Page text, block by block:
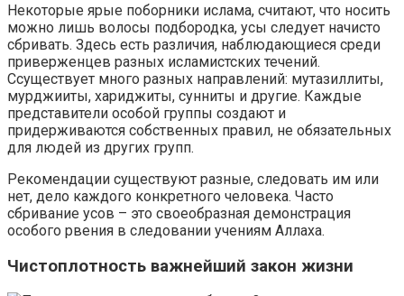
Некоторые ярые поборники ислама, считают, что носить
можно лишь волосы подбородка, усы следует начисто
сбривать. Здесь есть различия, наблюдающиеся среди
приверженцев разных исламистских течений.
Ссуществует много разных направлений: мутазиллиты,
мурджииты, хариджиты, сунниты и другие. Каждые
представители особой группы создают и
придерживаются собственных правил, не обязательных
для людей из других групп.
Рекомендации существуют разные, следовать им или
нет, дело каждого конкретного человека. Часто
сбривание усов – это своеобразная демонстрация
особого рвения в следовании учениям Аллаха.
Чистоплотность важнейший закон жизни